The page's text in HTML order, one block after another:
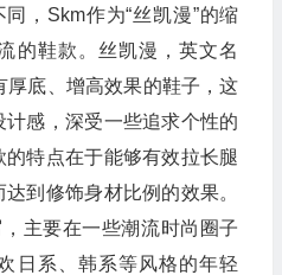
，Skm作为“丝凯漫”的缩
的鞋款。丝凯漫，英文名
厚底、增高效果的鞋子，这
感，深受一些追求个性的
特点在于能够有效拉长腿
到修饰身材比例的效果。
主要在一些潮流时尚圈子
日系、韩系等风格的年轻